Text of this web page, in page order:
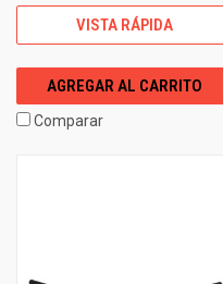
VISTA RÁPIDA
AGREGAR AL CARRITO
Comparar